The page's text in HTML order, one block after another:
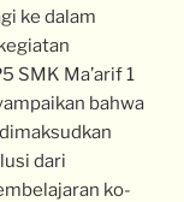
ke dalam
SMK Ma’arif 1
bahwa
dari
ko-